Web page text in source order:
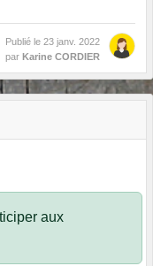
Publié le 23 janv. 2022
par Karine CORDIER
aux